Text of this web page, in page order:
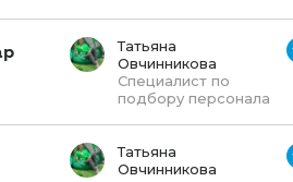
Татьяна
Овчинникова
Специалист по
подбору персонала
Татьяна
Овчинникова